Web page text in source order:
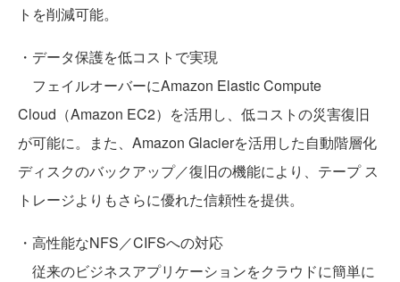
トを削減可能。
・データ保護を低コストで実現
フェイルオーバーにAmazon Elastic Compute
Cloud（Amazon EC2）を活用し、低コストの災害復旧
が可能に。また、Amazon Glacierを活用した自動階層化
ディスクのバックアップ／復旧の機能により、テープ ス
トレージよりもさらに優れた信頼性を提供。
・高性能なNFS／CIFSへの対応
従来のビジネスアプリケーションをクラウドに簡単に